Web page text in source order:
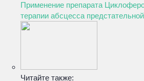
Применение препарата
терапии абсцесса
Читайте также: